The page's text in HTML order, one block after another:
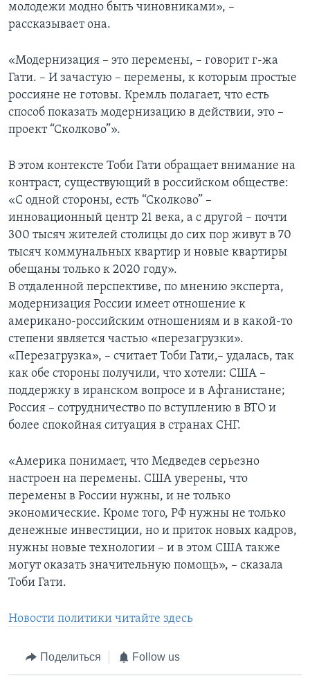
молодежи модно быть чиновниками», –
рассказывает она.
«Модернизация – это перемены, – говорит г-жа
Гати. – И зачастую – перемены, к которым простые
россияне не готовы. Кремль полагает, что есть
способ показать модернизацию в действии, это –
проект “Сколково”».
В этом контексте Тоби Гати обращает внимание на
контраст, существующий в российском обществе:
«С одной стороны, есть “Сколково” –
инновационный центр 21 века, а с другой – почти
300 тысяч жителей столицы до сих пор живут в 70
тысяч коммунальных квартир и новые квартиры
обещаны только к 2020 году».
В отдаленной перспективе, по мнению эксперта,
модернизация России имеет отношение к
американо-российским отношениям и в какой-то
степени является частью «перезагрузки».
«Перезагрузка», – считает Тоби Гати,– удалась, так
как обе стороны получили, что хотели: США –
поддержку в иранском вопросе и в Афганистане;
Россия – сотрудничество по вступлению в ВТО и
более спокойная ситуация в странах СНГ.
«Америка понимает, что Медведев серьезно
настроен на перемены. США уверены, что
перемены в России нужны, и не только
экономические. Кроме того, РФ нужны не только
денежные инвестиции, но и приток новых кадров,
нужны новые технологии – и в этом США также
могут оказать значительную помощь», – сказала
Тоби Гати.
Новости политики читайте здесь
Поделиться Follow us